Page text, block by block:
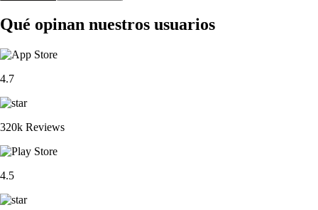
Qué opinan nuestros usuarios
4.7
320k Reviews
4.5